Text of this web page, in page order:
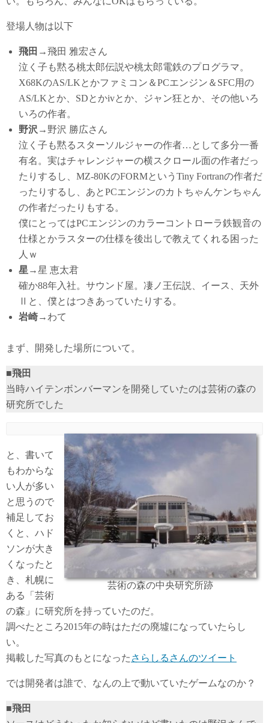
登場人物は以下
飛田 →飛田 雅宏さん
泣く子も黙る桃太郎伝説や桃太郎電鉄のプログラマ。
X68KのAS/LKとかファミコン＆PCエンジン＆SFC用の
AS/LKとか、SDとかivとか、ジャン狂とか、その他いろ
いろの作者。
野沢 →野沢 勝広さん
泣く子も黙るスターソルジャーの作者…として多分一番
有名。実はチャレンジャーの横スクロール面の作者だっ
たりするし、MZ-80KのFORMというTiny Fortranの作者だ
ったりするし、あとPCエンジンのカトちゃんケンちゃん
の作者だったりもする。
僕にとってはPCエンジンのカラーコントローラ鉄観音の
仕様とかラスターの仕様を後出しで教えてくれる困った
人ｗ
星 →星 恵太君
確か88年入社。サウンド屋。凄ノ王伝説、イース、天外
Ⅱと、僕とはつきあっていたりする。
岩崎→わて
まず、開発した場所について。
■飛田
当時ハイテンボンバーマンを開発していたのは芸術の森の
研究所でした
芸術の森の中央研究所跡
と、書いて
もわからな
い人が多い
と思うので
補足してお
くと、ハド
ソンが大き
くなったと
き、札幌に
ある「芸術
の森」に研究所を持っていたのだ。
調べたところ2015年の時はただの廃墟になっていたらし
い。
掲載した写真のもとになった さらしるさんのツイート
では開発者は誰で、なんの上で動いていたゲームなのか？
■飛田